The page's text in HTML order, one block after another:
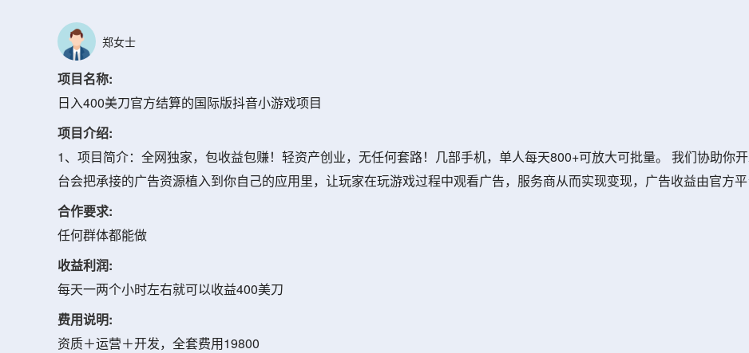
郑女士
项目名称:
日入400美刀官方结算的国际版抖音小游戏项目
项目介绍:
1、项目简介：全网独家，包收益包赚！轻资产创业，无任何套路！几部手机，单人每天800+可放大可批量。 我们协助你
台会把承接的广告资源植入到你自己的应用里，让玩家在玩游戏过程中观看广告，服务商从而实现变现，广告收益由官方
合作要求:
任何群体都能做
收益利润:
每天一两个小时左右就可以收益400美刀
费用说明:
资质＋运营＋开发，全套费用19800